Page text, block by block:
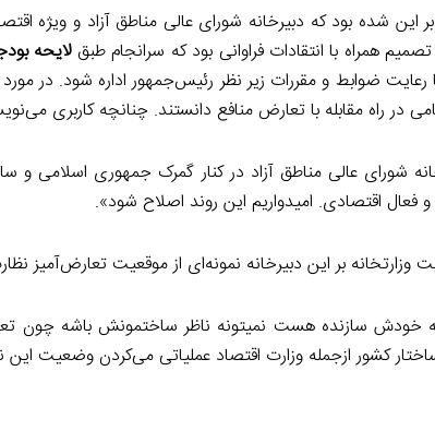
این شده بود که دبیرخانه شورای عالی مناطق آزاد و ویژه
همراه با انتقادات فراوانی بود که سرانجام طبقلایحه
ضوابط و مقررات زیر نظر رئیس‌جمهور اداره شود. در مورد
در راه مقابله با تعارض منافع دانستند. چنانچه کاربری
شورای عالی مناطق آزاد در کنار گمرک جمهوری اسلامی و
اقتصادی. امیدواریم این روند اصلاح شود».
وزارتخانه بر این دبیرخانه نمونه‌ای از موقعیت تعارض‌آمیز
خودش سازنده هست نمیتونه ناظر ساختمونش باشه چون
کشور ازجمله وزارت اقتصاد عملیاتی می‌کردن وضعیت این